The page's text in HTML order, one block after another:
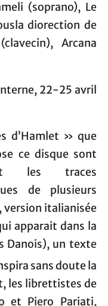
(soprano), Le
diorection de
Arcana
22-25 avril
d’Hamlet » que
ce disque sont
les traces
de plusieurs
version italianisée
apparait dans la
Danois), un texte
sans doute la
les librettistes de
et Piero Pariati,